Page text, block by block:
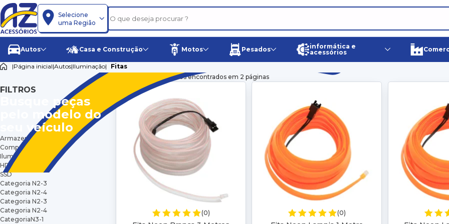
Selecione
uma Região
Autos Casa e Construção Motos Pesados
informática e
acessórios
|Página inicial|Autos|Iluminação| Fitas
FILTROS
Busque peças
pelo modelo do
seu veículo
Armazenamento
Componentes
Iluminação
HD
SSD
Categoria N2-3
Categoria N2-4
Categoria N2-3
Categoria N2-4
CategoriaN3-1
Resultado: 26 produtos encontrados em 2 páginas
(0) (0)